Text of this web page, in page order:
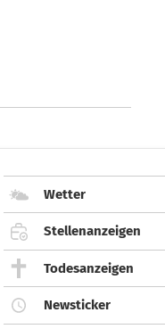
Wetter
Stellenanzeigen
Todesanzeigen
Newsticker